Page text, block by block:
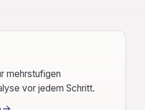
mehrstufigen
vor jedem Schritt.